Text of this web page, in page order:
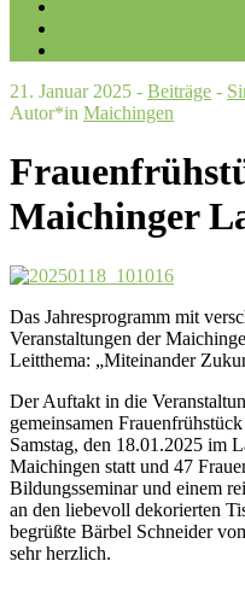
21. Januar 2025 - Beiträge -
Autor*in Maichingen
Maichinger
Das Jahresprogramm mit
Veranstaltungen der
Leitthema: „Miteinander
Der Auftakt in die
gemeinsamen
Samstag, den 18.01.2025 im
Maichingen statt und 47
Bildungsseminar und einem
an den liebevoll dekorierten
begrüßte Bärbel Schneider
sehr herzlich.